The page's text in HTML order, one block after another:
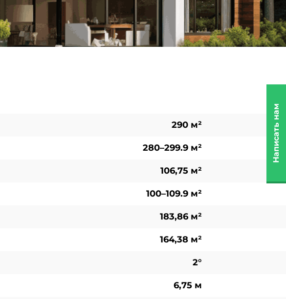
290 м²
280–299.9 м²
106,75 м²
100–109.9 м²
183,86 м²
164,38 м²
2°
6,75 м
Написать нам